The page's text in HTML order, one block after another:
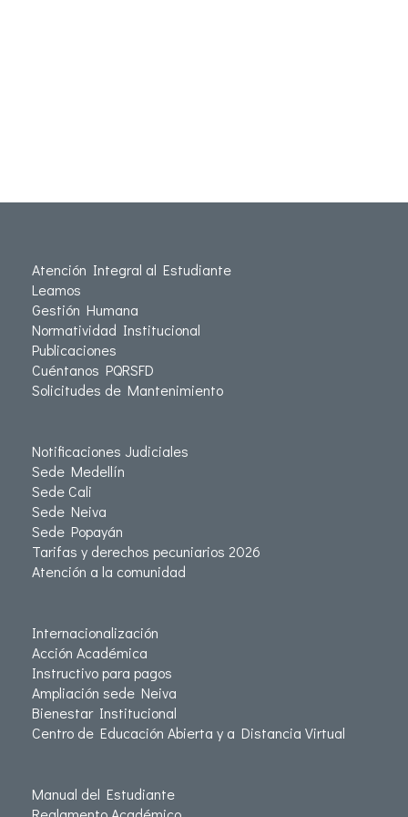
Atención Integral al Estudiante
Leamos
Gestión Humana
Normatividad Institucional
Publicaciones
Cuéntanos PQRSFD
Solicitudes de Mantenimiento
Notificaciones Judiciales
Sede Medellín
Sede Cali
Sede Neiva
Sede Popayán
Tarifas y derechos pecuniarios 2026
Atención a la comunidad
Internacionalización
Acción Académica
Instructivo para pagos
Ampliación sede Neiva
Bienestar Institucional
Centro de Educación Abierta y a Distancia Virtual
Manual del Estudiante